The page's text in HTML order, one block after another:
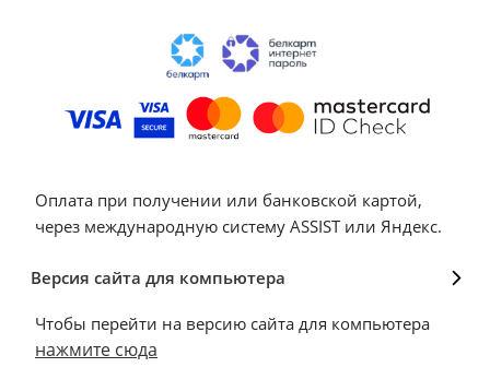
Оплата при получении или банковской картой,
через международную систему ASSIST или Яндекс.
Версия сайта для компьютера
Чтобы перейти на версию сайта для компьютера
нажмите сюда